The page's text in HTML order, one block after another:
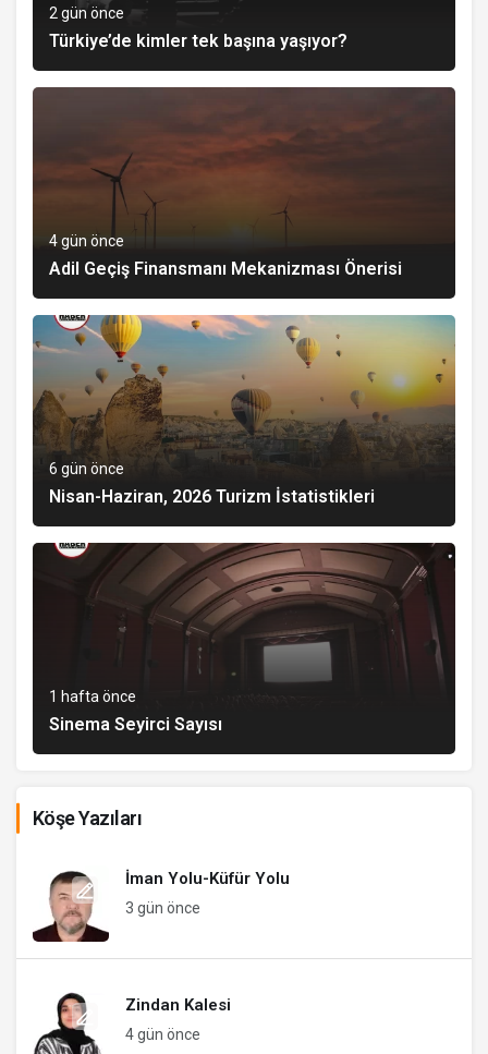
2 gün önce
Türkiye’de kimler tek başına yaşıyor?
4 gün önce
Adil Geçiş Finansmanı Mekanizması Önerisi
6 gün önce
Nisan-Haziran, 2026 Turizm İstatistikleri
1 hafta önce
Sinema Seyirci Sayısı
Köşe Yazıları
İman Yolu-Küfür Yolu
3 gün önce
Zindan Kalesi
4 gün önce